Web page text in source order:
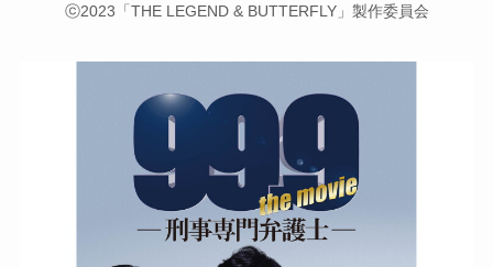
ⓒ2023「THE LEGEND & BUTTERFLY」製作委員会